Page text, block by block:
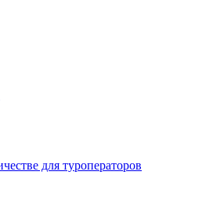
для туроператоров